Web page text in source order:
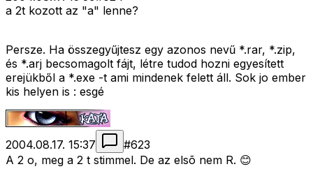
a 2t kozott az "a" lenne?
Persze. Ha összegyűjtesz egy azonos nevű *.rar, *.zip,
és *.arj becsomagolt fájt, létre tudod hozni egyesített
erejükből a *.exe -t ami mindenek felett áll. Sok jo ember
kis helyen is : esgé
2004.08.17. 15:37 #623
A 2 o, meg a 2 t stimmel. De az elsõ nem R. 😊